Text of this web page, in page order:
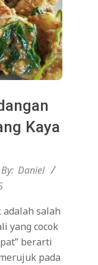
Kaya
By: Daniel
adalah salah
yang cocok
berarti
pada